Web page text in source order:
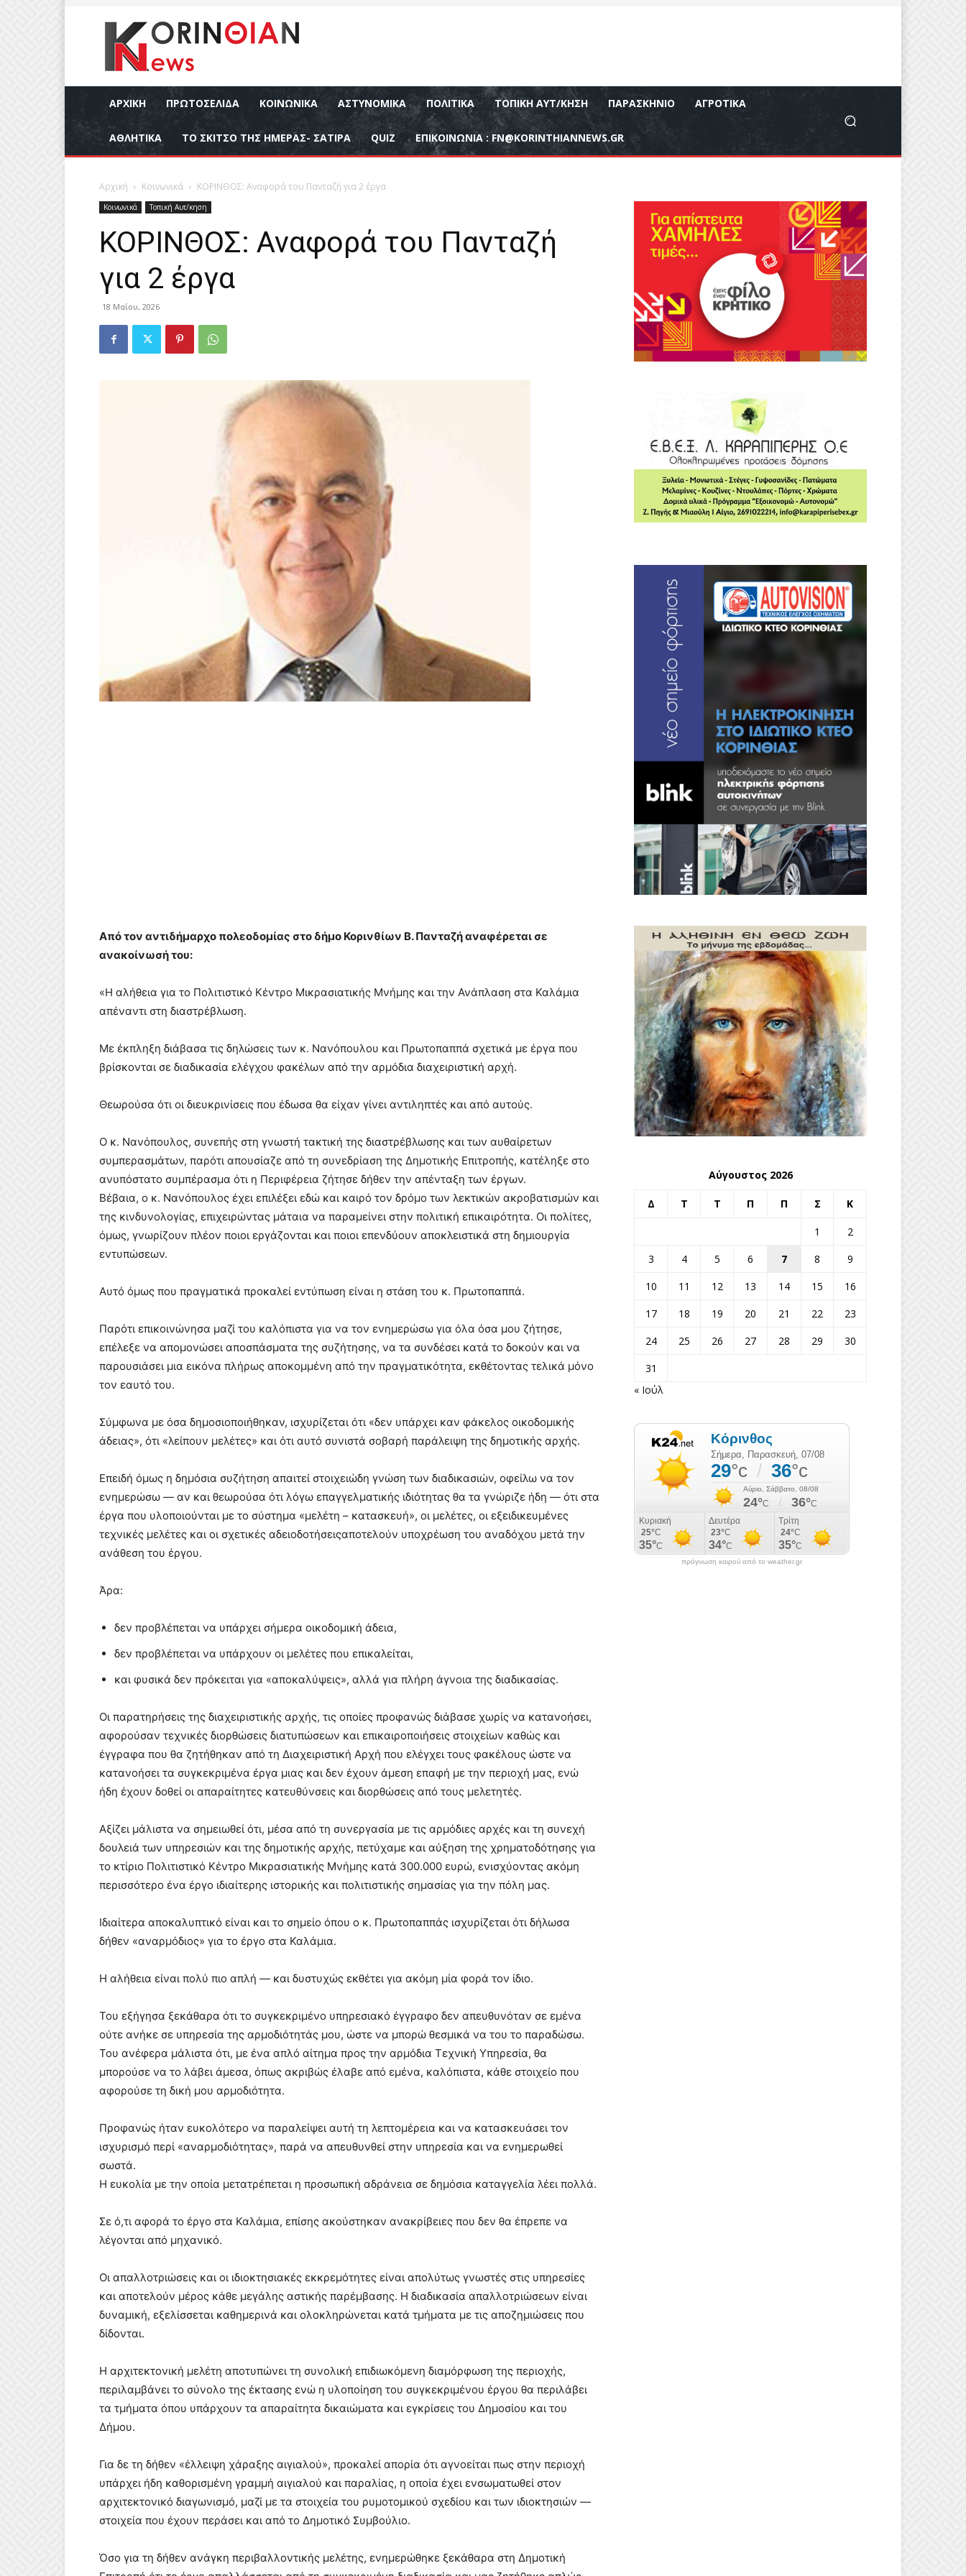
ΑΡΧΙΚΉ ΠΡΩΤΟΣΕΛΙΔΑ ΚΟΙΝΩΝΙΚΆ ΑΣΤΥΝΟΜΙΚΆ ΠΟΛΙΤΙΚΆ ΤΟΠΙΚΉ ΑΥΤ/ΚΗΣΗ ΠΑΡΑΣΚΉΝΙΟ ΑΓΡΟΤΙΚΆ
ΑΘΛΗΤΙΚΆ ΤΟ ΣΚΙΤΣΟ ΤΗΣ ΗΜΕΡΑΣ- ΣΑΤΙΡΑ QUIZ ΕΠΙΚΟΙΝΩΝΊΑ : FN@KORINTHIANNEWS.GR
Αρχική Κοινωνικά ΚΟΡΙΝΘΟΣ: Αναφορά του Πανταζή για 2 έργα
Κοινωνικά Τοπική Αυτ/κηση
ΚΟΡΙΝΘΟΣ: Αναφορά του Πανταζή
για 2 έργα
18 Μαΐου, 2026
Από τον αντιδήμαρχο πολεοδομίας στο δήμο Κορινθίων Β. Πανταζή αναφέρεται σε
ανακοίνωσή του:
«Η αλήθεια για το Πολιτιστικό Κέντρο Μικρασιατικής Μνήμης και την Ανάπλαση στα Καλάμια
απέναντι στη διαστρέβλωση.
Με έκπληξη διάβασα τις δηλώσεις των κ. Νανόπουλου και Πρωτοπαππά σχετικά με έργα που
βρίσκονται σε διαδικασία ελέγχου φακέλων από την αρμόδια διαχειριστική αρχή.
Θεωρούσα ότι οι διευκρινίσεις που έδωσα θα είχαν γίνει αντιληπτές και από αυτούς.
Ο κ. Νανόπουλος, συνεπής στη γνωστή τακτική της διαστρέβλωσης και των αυθαίρετων
συμπερασμάτων, παρότι απουσίαζε από τη συνεδρίαση της Δημοτικής Επιτροπής, κατέληξε στο
ανυπόστατο συμπέρασμα ότι η Περιφέρεια ζήτησε δήθεν την απένταξη των έργων.
Βέβαια, ο κ. Νανόπουλος έχει επιλέξει εδώ και καιρό τον δρόμο των λεκτικών ακροβατισμών και
της κινδυνολογίας, επιχειρώντας μάταια να παραμείνει στην πολιτική επικαιρότητα. Οι πολίτες,
όμως, γνωρίζουν πλέον ποιοι εργάζονται και ποιοι επενδύουν αποκλειστικά στη δημιουργία
εντυπώσεων.
Αυτό όμως που πραγματικά προκαλεί εντύπωση είναι η στάση του κ. Πρωτοπαππά.
Παρότι επικοινώνησα μαζί του καλόπιστα για να τον ενημερώσω για όλα όσα μου ζήτησε,
επέλεξε να απομονώσει αποσπάσματα της συζήτησης, να τα συνδέσει κατά το δοκούν και να
παρουσιάσει μια εικόνα πλήρως αποκομμένη από την πραγματικότητα, εκθέτοντας τελικά μόνο
τον εαυτό του.
Σύμφωνα με όσα δημοσιοποιήθηκαν, ισχυρίζεται ότι «δεν υπάρχει καν φάκελος οικοδομικής
άδειας», ότι «λείπουν μελέτες» και ότι αυτό συνιστά σοβαρή παράλειψη της δημοτικής αρχής.
Επειδή όμως η δημόσια συζήτηση απαιτεί στοιχειώδη γνώση των διαδικασιών, οφείλω να τον
ενημερώσω — αν και θεωρούσα ότι λόγω επαγγελματικής ιδιότητας θα τα γνώριζε ήδη — ότι στα
έργα που υλοποιούνται με το σύστημα «μελέτη – κατασκευή», οι μελέτες, οι εξειδικευμένες
τεχνικές μελέτες και οι σχετικές αδειοδοτήσειςαποτελούν υποχρέωση του αναδόχου μετά την
ανάθεση του έργου.
Άρα:
δεν προβλέπεται να υπάρχει σήμερα οικοδομική άδεια,
δεν προβλέπεται να υπάρχουν οι μελέτες που επικαλείται,
και φυσικά δεν πρόκειται για «αποκαλύψεις», αλλά για πλήρη άγνοια της διαδικασίας.
Οι παρατηρήσεις της διαχειριστικής αρχής, τις οποίες προφανώς διάβασε χωρίς να κατανοήσει,
αφορούσαν τεχνικές διορθώσεις διατυπώσεων και επικαιροποιήσεις στοιχείων καθώς και
έγγραφα που θα ζητήθηκαν από τη Διαχειριστική Αρχή που ελέγχει τους φακέλους ώστε να
κατανοήσει τα συγκεκριμένα έργα μιας και δεν έχουν άμεση επαφή με την περιοχή μας, ενώ
ήδη έχουν δοθεί οι απαραίτητες κατευθύνσεις και διορθώσεις από τους μελετητές.
Αξίζει μάλιστα να σημειωθεί ότι, μέσα από τη συνεργασία με τις αρμόδιες αρχές και τη συνεχή
δουλειά των υπηρεσιών και της δημοτικής αρχής, πετύχαμε και αύξηση της χρηματοδότησης για
το κτίριο Πολιτιστικό Κέντρο Μικρασιατικής Μνήμης κατά 300.000 ευρώ, ενισχύοντας ακόμη
περισσότερο ένα έργο ιδιαίτερης ιστορικής και πολιτιστικής σημασίας για την πόλη μας.
Ιδιαίτερα αποκαλυπτικό είναι και το σημείο όπου ο κ. Πρωτοπαππάς ισχυρίζεται ότι δήλωσα
δήθεν «αναρμόδιος» για το έργο στα Καλάμια.
Η αλήθεια είναι πολύ πιο απλή — και δυστυχώς εκθέτει για ακόμη μία φορά τον ίδιο.
Του εξήγησα ξεκάθαρα ότι το συγκεκριμένο υπηρεσιακό έγγραφο δεν απευθυνόταν σε εμένα
ούτε ανήκε σε υπηρεσία της αρμοδιότητάς μου, ώστε να μπορώ θεσμικά να του το παραδώσω.
Του ανέφερα μάλιστα ότι, με ένα απλό αίτημα προς την αρμόδια Τεχνική Υπηρεσία, θα
μπορούσε να το λάβει άμεσα, όπως ακριβώς έλαβε από εμένα, καλόπιστα, κάθε στοιχείο που
αφορούσε τη δική μου αρμοδιότητα.
Προφανώς ήταν ευκολότερο να παραλείψει αυτή τη λεπτομέρεια και να κατασκευάσει τον
ισχυρισμό περί «αναρμοδιότητας», παρά να απευθυνθεί στην υπηρεσία και να ενημερωθεί
σωστά.
Η ευκολία με την οποία μετατρέπεται η προσωπική αδράνεια σε δημόσια καταγγελία λέει πολλά.
Σε ό,τι αφορά το έργο στα Καλάμια, επίσης ακούστηκαν ανακρίβειες που δεν θα έπρεπε να
λέγονται από μηχανικό.
Οι απαλλοτριώσεις και οι ιδιοκτησιακές εκκρεμότητες είναι απολύτως γνωστές στις υπηρεσίες
και αποτελούν μέρος κάθε μεγάλης αστικής παρέμβασης. Η διαδικασία απαλλοτριώσεων είναι
δυναμική, εξελίσσεται καθημερινά και ολοκληρώνεται κατά τμήματα με τις αποζημιώσεις που
δίδονται.
Η αρχιτεκτονική μελέτη αποτυπώνει τη συνολική επιδιωκόμενη διαμόρφωση της περιοχής,
περιλαμβάνει το σύνολο της έκτασης ενώ η υλοποίηση του συγκεκριμένου έργου θα περιλάβει
τα τμήματα όπου υπάρχουν τα απαραίτητα δικαιώματα και εγκρίσεις του Δημοσίου και του
Δήμου.
Για δε τη δήθεν «έλλειψη χάραξης αιγιαλού», προκαλεί απορία ότι αγνοείται πως στην περιοχή
υπάρχει ήδη καθορισμένη γραμμή αιγιαλού και παραλίας, η οποία έχει ενσωματωθεί στον
αρχιτεκτονικό διαγωνισμό, μαζί με τα στοιχεία του ρυμοτομικού σχεδίου και των ιδιοκτησιών —
στοιχεία που έχουν περάσει και από το Δημοτικό Συμβούλιο.
Όσο για τη δήθεν ανάγκη περιβαλλοντικής μελέτης, ενημερώθηκε ξεκάθαρα στη Δημοτική
Αύγουστος 2026
Δ Τ Τ Π Π Σ Κ
1
2
3
4 5 6 7 8
9
10
11 12 13 14 15
16
17
18 19 20 21 22
23
24
25 26 27 28 29
30
31
« Ιούλ
πρόγνωση καιρού από το weather.gr